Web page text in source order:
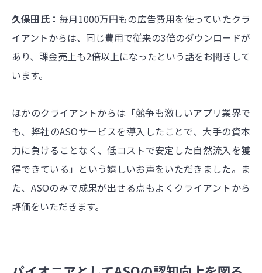
久保田氏： 毎月1000万円もの広告費用を使っていたクラ
イアントからは、同じ費用で従来の3倍のダウンロードが
あり、課金売上も2倍以上になったという話をお聞きして
います。
ほかのクライアントからは「競争も激しいアプリ業界で
も、弊社のASOサービスを導入したことで、大手の資本
力に負けることなく、低コストで安定した自然流入を獲
得できている」という嬉しいお声をいただきました。ま
た、ASOのみで成果が出せる点もよくクライアントから
評価をいただきます。